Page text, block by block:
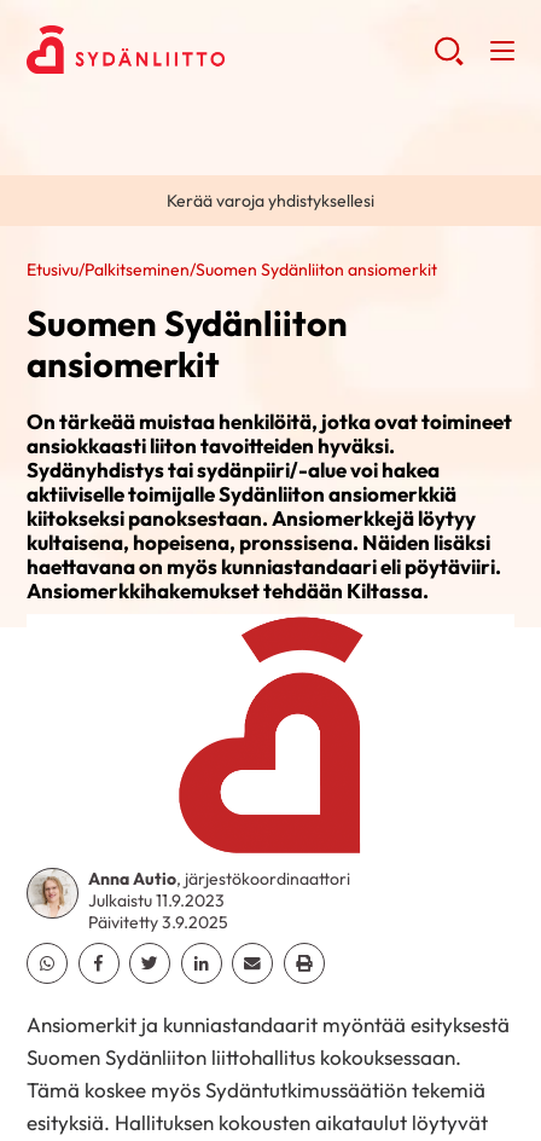
Kerää varoja yhdistyksellesi
Etusivu/Palkitseminen/Suomen Sydänliiton ansiomerkit
Suomen Sydänliiton
ansiomerkit
On tärkeää muistaa henkilöitä, jotka ovat toimineet
ansiokkaasti liiton tavoitteiden hyväksi.
Sydänyhdistys tai sydänpiiri/-alue voi hakea
aktiiviselle toimijalle Sydänliiton ansiomerkkiä
kiitokseksi panoksestaan. Ansiomerkkejä löytyy
kultaisena, hopeisena, pronssisena. Näiden lisäksi
haettavana on myös kunniastandaari eli pöytäviiri.
Ansiomerkkihakemukset tehdään Kiltassa.
Anna Autio, järjestökoordinaattori
Julkaistu 11.9.2023
Päivitetty 3.9.2025
Jaa Whatsapp
Jaa Facebook
Jaa TwitterJaa Linkedin
Jaa EmailJaa Print
Ansiomerkit ja kunniastandaarit myöntää esityksestä
Suomen Sydänliiton liittohallitus kokouksessaan.
Tämä koskee myös Sydäntutkimussäätiön tekemiä
esityksiä. Hallituksen kokoustenaikataulut löytyvät